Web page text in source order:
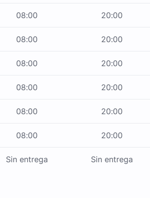
08:00 20:00
08:00 20:00
08:00 20:00
08:00 20:00
08:00 20:00
08:00 20:00
Sin entrega Sin entrega